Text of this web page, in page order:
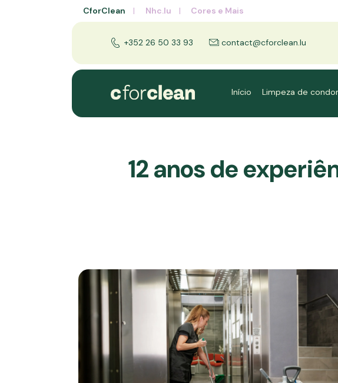
CforClean Nhc.lu Cores e Mais
+352 26 50 33 93 contact@cforclean.lu
Início Limpeza de
12 anos de